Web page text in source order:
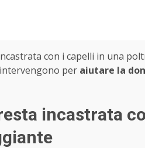
con i capelli in una
per aiutare la
incastrata